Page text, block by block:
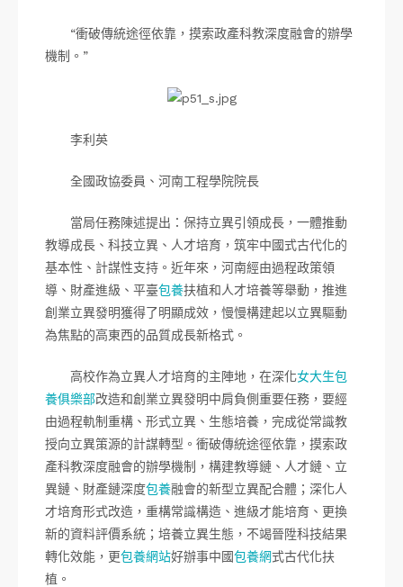
“衝破傳統途徑依靠，摸索政產科教深度融會的辦學
機制。”
李利英
全國政協委員、河南工程學院院長
當局任務陳述提出：保持立異引領成長，一體推動
教導成長、科技立異、人才培育，筑牢中國式古代化的
基本性、計謀性支持。近年來，河南經由過程政策領
導、財產進級、平臺包養扶植和人才培養等舉動，推進
創業立異發明獲得了明顯成效，慢慢構建起以立異驅動
為焦點的高東西的品質成長新格式。
高校作為立異人才培育的主陣地，在深化女大生包
養俱樂部改造和創業立異發明中肩負側重要任務，要經
由過程軌制重構、形式立異、生態培養，完成從常識教
授向立異策源的計謀轉型。衝破傳統途徑依靠，摸索政
產科教深度融會的辦學機制，構建教導鏈、人才鏈、立
異鏈、財產鏈深度包養融會的新型立異配合體；深化人
才培育形式改造，重構常識構造、進級才能培育、更換
新的資料評價系統；培養立異生態，不竭晉陞科技結果
轉化效能，更包養網站好辦事中國包養網式古代化扶
植。